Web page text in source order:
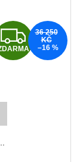
Z
D
36 250
KČ
–16 %